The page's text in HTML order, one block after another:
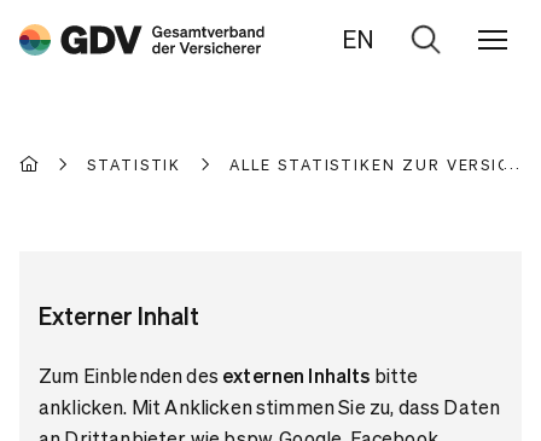
EN
Zur
STATISTIK ALLE STATISTIKEN ZUR
Externer Inhalt
Zum Einblenden des externen Inhalts bitte
anklicken. Mit Anklicken stimmen Sie zu, dass Daten